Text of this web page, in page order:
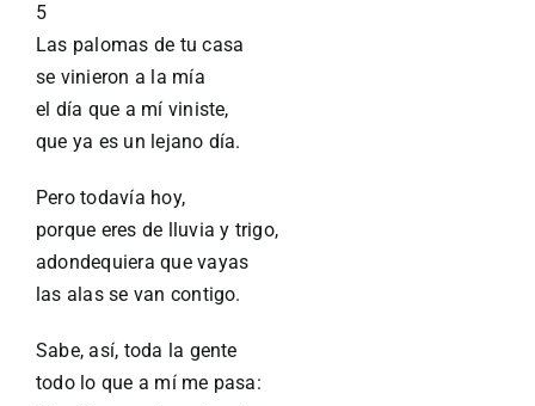
5
Las palomas de tu casa
se vinieron a la mía
el día que a mí viniste,
que ya es un lejano día.
Pero todavía hoy,
porque eres de lluvia y trigo,
adondequiera que vayas
las alas se van contigo.
Sabe, así, toda la gente
todo lo que a mí me pasa: